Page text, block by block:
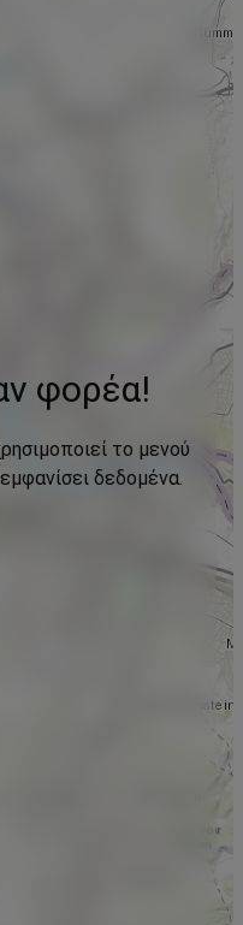
φορέα!
το μενού
δεδομένα.